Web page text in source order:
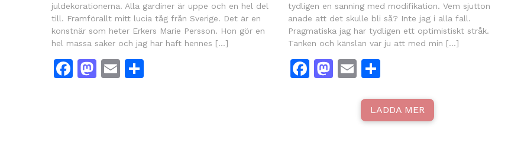
juldekorationerna. Alla gardiner är uppe och en hel del
till. Framförallt mitt lucia tåg från Sverige. Det är en
konstnär som heter Erkers Marie Persson. Hon gör en
hel massa saker och jag har haft hennes […]
Facebook
Mastodon
Email
tydligen en sanning med modifikation. Vem sjutton
anade att det skulle bli så? Inte jag i alla fall.
Pragmatiska jag har tydligen ett optimistiskt stråk.
Tanken och känslan var ju att med min […]
Facebook
Mastodon
EmailDela
LADDA MER